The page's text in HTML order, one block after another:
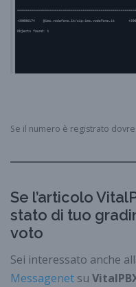
Se il numero è registrato
Se l’articolo
stato di tuo
voto
Sei interessato anche
Messagenet su